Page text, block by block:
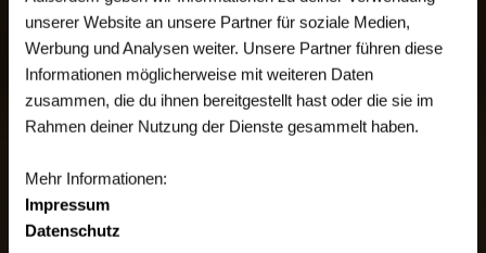
unserer Website an unsere Partner für soziale Medien,
Werbung und Analysen weiter. Unsere Partner führen diese
Informationen möglicherweise mit weiteren Daten
zusammen, die du ihnen bereitgestellt hast oder die sie im
Rahmen deiner Nutzung der Dienste gesammelt haben.
Mehr Informationen:
Impressum
Datenschutz